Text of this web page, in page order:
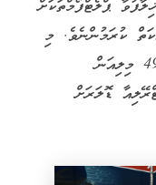
ޕްލެޓްފޯމްތަކަށް
ކުރަމުންނެވެ. މި
ބަދަލުތަކުގެ ތެރޭގައި ޖޫރިމަނާގެ އަދަދު 49.5 މިލިއަން
އޮސްޓްރޭލިއާ ޑޮލަރަށް